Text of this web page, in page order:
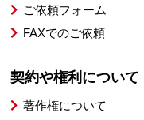
ご依頼フォーム
FAXでのご依頼
契約や権利について
著作権について